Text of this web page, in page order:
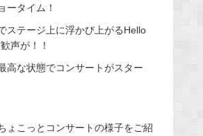
ータイム！
ステージ上に浮かび上がるHello
声が！！
高な状態でコンサートがスター
ょこっとコンサートの様子をご紹